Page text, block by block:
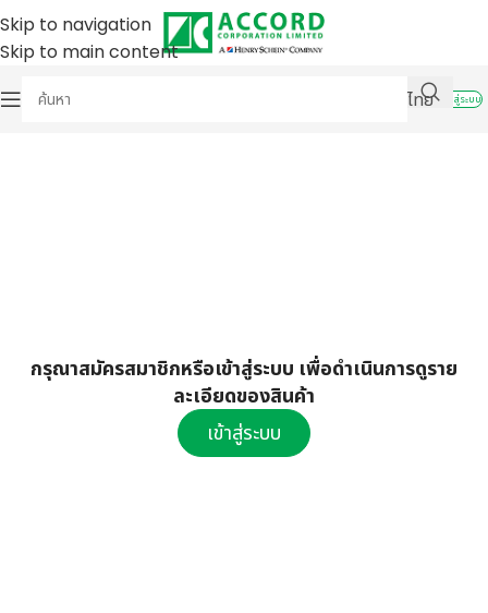
Skip to navigation
Skip to main content
ไทย
เข้าสู่ระบบ
กรุณาสมัครสมาชิกหรือเข้าสู่ระบบ เพื่อดำเนินการดูราย
ละเอียดของสินค้า
เข้าสู่ระบบ